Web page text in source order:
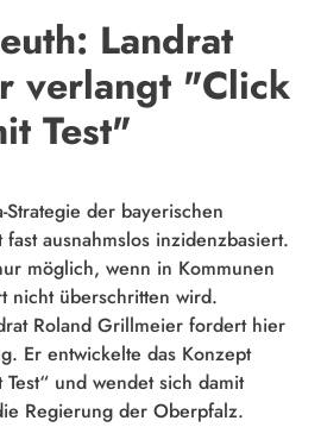
Landrat
verlangt "Click
Test"
der bayerischen
ausnahmslos inzidenzbasiert.
möglich, wenn in Kommunen
nicht überschritten wird.
Roland Grillmeier fordert hier
Er entwickelte das Konzept
und wendet sich damit
Regierung der Oberpfalz.